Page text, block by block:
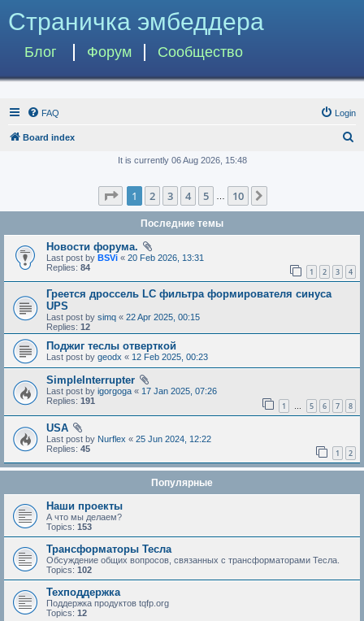
Страничка эмбеддера
Блог Форум Сообщество
FAQ Login
Board index
c
h
It is currently 06 Aug 2026, 15:48
Page 1of 10
1 2 3 4 5 10
Последние темы
Новости форума.
Last post by BSVi « 20 Feb 2026, 13:31
Replies: 84 1 2 3 4
Греется дроссель LC фильтра формирователя синуса
UPS
Last post by simq « 22 Apr 2025, 00:15
Replies: 12
Поджиг теслы отверткой
Last post by geodx « 12 Feb 2025, 00:23
SimpleInterrupter
Last post by igorgoga « 17 Jan 2025, 07:26
Replies: 191 1 … 5 6 7 8
USA
Last post by Nurflex « 25 Jun 2024, 12:22
Replies: 45 1 2
Популярные
Наши проекты
А что мы делаем?
Topics: 153
Трансформаторы Тесла
Обсуждение общих вопросов, связанных с трансформаторами Тесла.
Topics: 102
Техподдержка
Поддержка продуктов tqfp.org
Topics: 12